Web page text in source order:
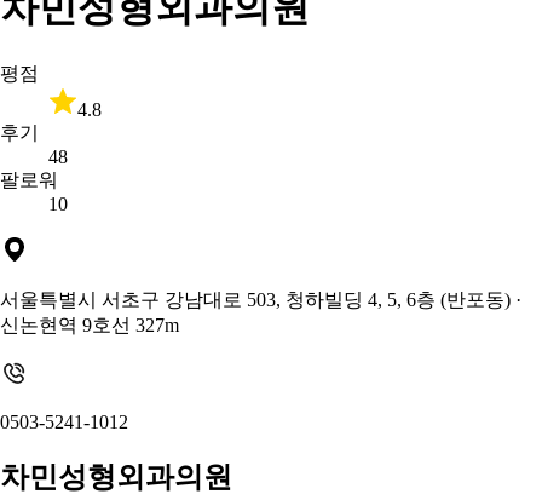
평점
4.8
후기
48
팔로워
10
서울특별시 서초구 강남대로 503, 청하빌딩 4, 5, 6층 (반포동) ·
신논현역 9호선 327m
0503-5241-1012
차민성형외과의원